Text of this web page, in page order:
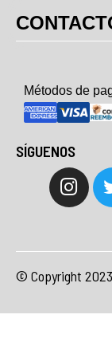
Métodos de
SÍGUENOS
© Copyright